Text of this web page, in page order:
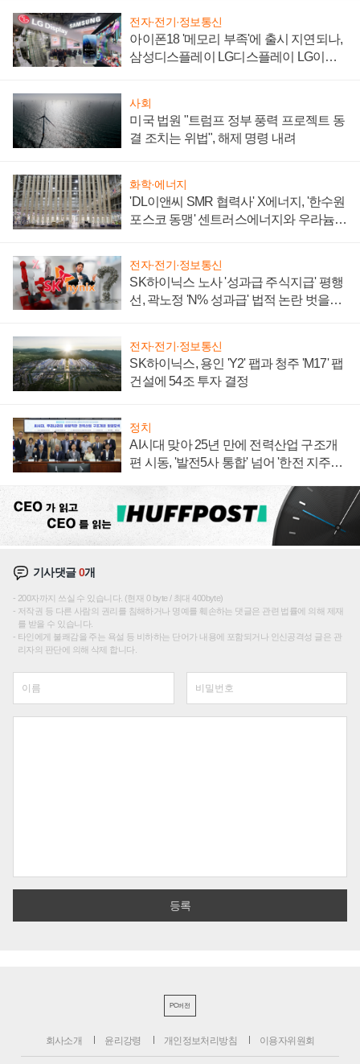
전자·전기·정보통신
아이폰18 '메모리 부족'에 출시 지연되나,
삼성디스플레이 LG디스플레이 LG이노
사회
미국 법원 "트럼프 정부 풍력 프로젝트 동
결 조치는 위법", 해제 명령 내려
화학·에너지
'DL이앤씨 SMR 협력사' X에너지, '한수원
포스코 동맹' 센트러스에너지와 우라늄
전자·전기·정보통신
SK하이닉스 노사 '성과급 주식지급' 평행
선, 곽노정 'N% 성과급' 법적 논란 벗을지
전자·전기·정보통신
SK하이닉스, 용인 'Y2' 팹과 청주 'M17' 팹
건설에 54조 투자 결정
정치
AI시대 맞아 25년 만에 전력산업 구조개
편 시동, '발전5사 통합' 넘어 '한전 지주사'
기사댓글0개
200자까지 쓰실 수 있습니다. (현재 0 byte / 최대 400byte)
저작권 등 다른 사람의 권리를 침해하거나 명예를 훼손하는 댓글은 관련 법률에 의해 제재
를 받을 수 있습니다.
타인에게 불쾌감을 주는 욕설 등 비하하는 단어가 내용에 포함되거나 인신공격성 글은 관
리자의 판단에 의해 삭제 합니다.
PC버전
회사소개 윤리강령 개인정보처리방침 이용자위원회